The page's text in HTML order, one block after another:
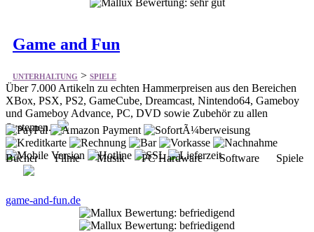
Game and Fun
UNTERHALTUNG > SPIELE
Über 7.000 Artikeln zu echten Hammerpreisen aus den Bereichen
XBox, PSX, PS2, GameCube, Dreamcast, Nintendo64, Gameboy
und Gameboy Advance, PC, DVD sowie Zubehör zu allen
Systemen.
Bücher Filme Musik PC Hardware Software Spiele
game-and-fun.de